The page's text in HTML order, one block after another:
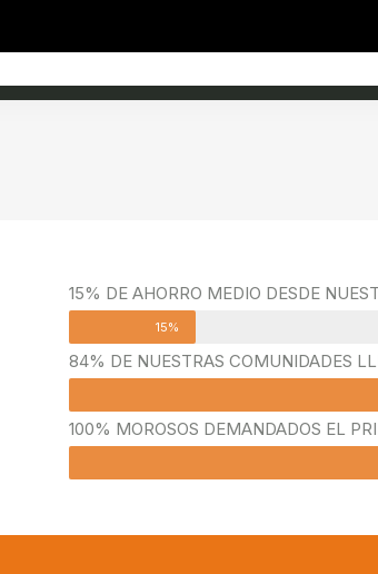
15% DE AHORRO MEDIO DESDE
15%
84% DE NUESTRAS COMUNIDADES
100% MOROSOS DEMANDADOS EL